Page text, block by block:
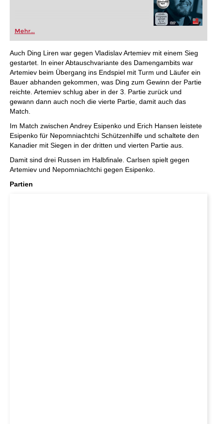
Mehr...
Auch Ding Liren war gegen Vladislav Artemiev mit einem Sieg
gestartet. In einer Abtauschvariante des Damengambits war
Artemiev beim Übergang ins Endspiel mit Turm und Läufer ein
Bauer abhanden gekommen, was Ding zum Gewinn der Partie
reichte. Artemiev schlug aber in der 3. Partie zurück und
gewann dann auch noch die vierte Partie, damit auch das
Match.
Im Match zwischen Andrey Esipenko und Erich Hansen leistete
Esipenko für Nepomniachtchi Schützenhilfe und schaltete den
Kanadier mit Siegen in der dritten und vierten Partie aus.
Damit sind drei Russen im Halbfinale. Carlsen spielt gegen
Artemiev und Nepomniachtchi gegen Esipenko.
Partien